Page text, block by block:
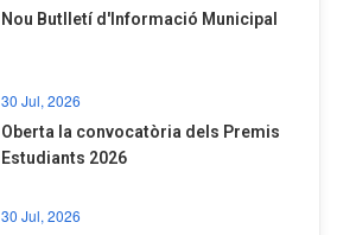
Nou Butlletí d'Informació Municipal
30 Jul, 2026
Oberta la convocatòria dels Premis
Estudiants 2026
30 Jul, 2026